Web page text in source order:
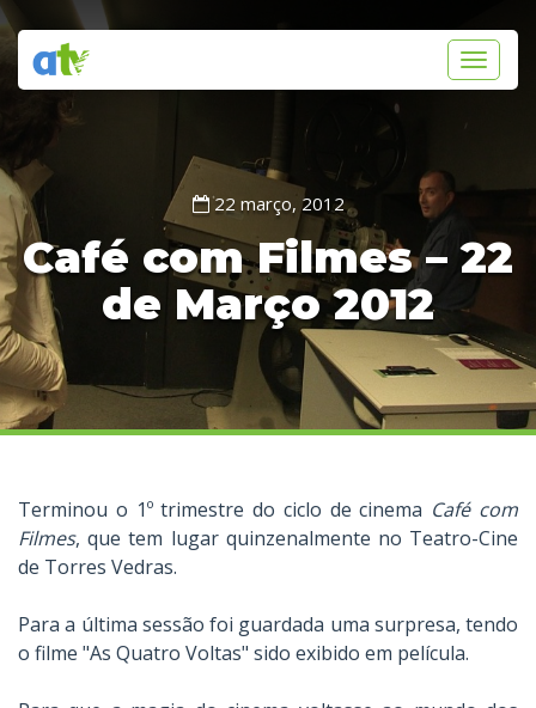
Toggle
22 março, 2012
Café com Filmes – 22
de Março 2012
Terminou o 1º trimestre do ciclo de cinema Café com
Filmes, que tem lugar quinzenalmente no Teatro-Cine
de Torres Vedras.
Para a última sessão foi guardada uma surpresa, tendo
o filme "As Quatro Voltas" sido exibido em película.